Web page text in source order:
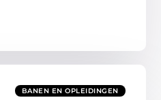
BANEN EN OPLEIDINGEN